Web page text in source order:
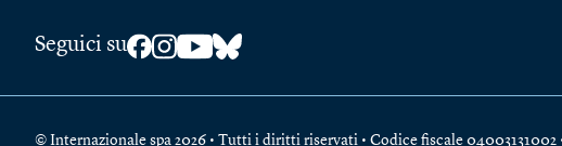
Seguici su
© Internazionale spa 2026 • Tutti i diritti riservati • Codice fiscale 04003131002